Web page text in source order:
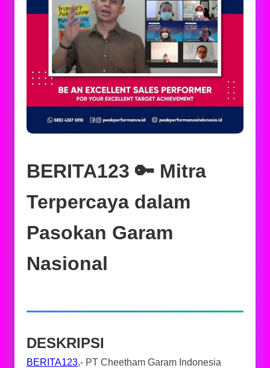
BERITA123 🔑 Mitra
Terpercaya dalam
Pasokan Garam
Nasional
DESKRIPSI
BERITA123,- PT Cheetham Garam Indonesia